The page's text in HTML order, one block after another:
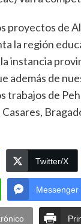
proyectos de
la región
instancia
además de
trabajos de
Twitter/X
Messenger